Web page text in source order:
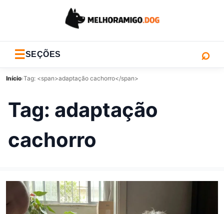
☰SEÇÕES ⌕
Início›Tag: <span>adaptação cachorro</span>
Tag: adaptação
cachorro